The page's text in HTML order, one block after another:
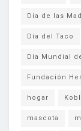
Día de las
Día del Taco
Día Mundial
Fundación
hogar
mascota